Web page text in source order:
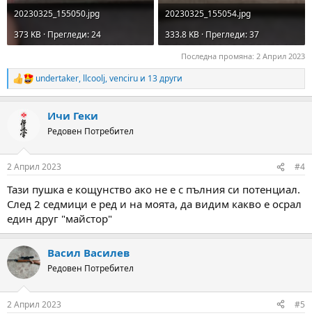
20230325_155050.jpg
373 KB · Прегледи: 24
20230325_155054.jpg
333.8 KB · Прегледи: 37
Последна промяна: 2 Април 2023
R
e
s
undertaker, llcoolj,venciru и 13 други
Ичи Геки
Редовен Потребител
2 Април 2023 #4
Тази пушка е кощунство ако не е с пълния си потенциал.
След 2 седмици е ред и на моята, да видим какво е осрал
един друг "майстор"
Васил Василев
Редовен Потребител
2 Април 2023 #5